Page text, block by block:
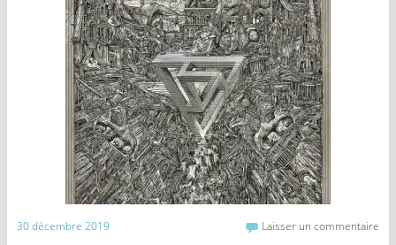
30 décembre 2019 Laisser un commentaire